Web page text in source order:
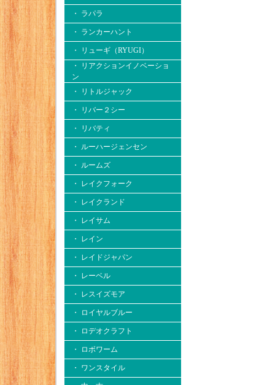
・ ラパラ
・ ランカーハント
・ リューギ（RYUGI）
・ リアクションイノベーショ
ン
・ リトルジャック
・ リバー２シー
・ リバティ
・ ルーハージェンセン
・ ルームズ
・ レイクフォーク
・ レイクランド
・ レイサム
・ レイン
・ レイドジャパン
・ レーベル
・ レスイズモア
・ ロイヤルブルー
・ ロデオクラフト
・ ロボワーム
・ ワンスタイル